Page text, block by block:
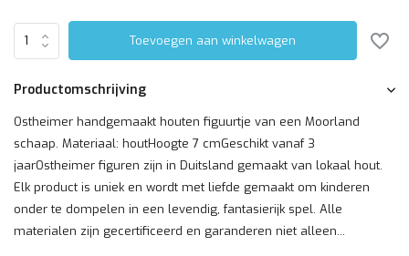
Toevoegen aan winkelwagen
Productomschrijving
Ostheimer handgemaakt houten figuurtje van een Moorland
schaap. Materiaal: houtHoogte 7 cmGeschikt vanaf 3
jaarOstheimer figuren zijn in Duitsland gemaakt van lokaal hout.
Elk product is uniek en wordt met liefde gemaakt om kinderen
onder te dompelen in een levendig, fantasierijk spel. Alle
materialen zijn gecertificeerd en garanderen niet alleen...